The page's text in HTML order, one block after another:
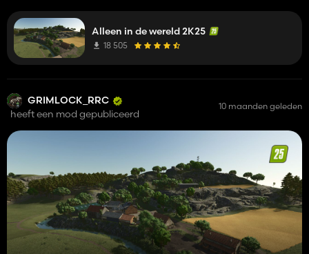
Alleen in de wereld 2K25
18 505
GRIMLOCK_RRC
heeft een mod gepubliceerd
10 maanden geleden